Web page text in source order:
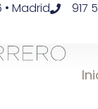
• Madrid 917